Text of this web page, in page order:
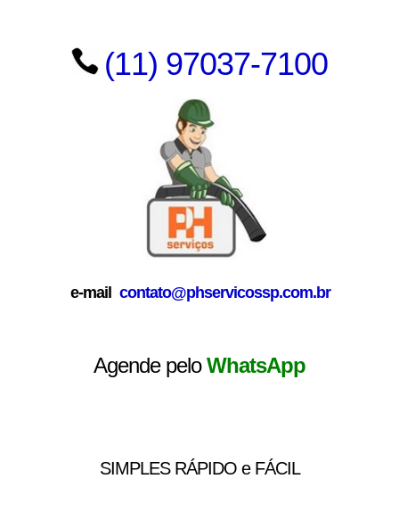
(11) 97037-7100
e-mail contato@phservicossp.com.br
Agende peloWhatsApp
SIMPLES RÁPIDO e FÁCIL